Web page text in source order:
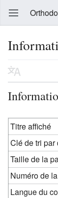
Titre affiché
Clé de tri par
Taille de la
Numéro de
Langue du